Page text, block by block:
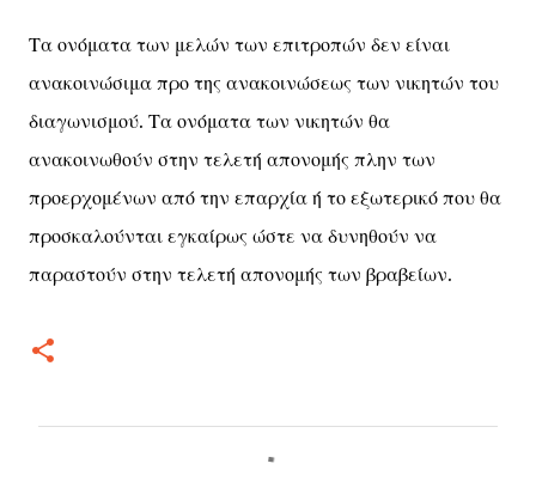
Τα ονόματα των μελών των επιτροπών δεν είναι
ανακοινώσιμα προ της ανακοινώσεως των νικητών του
διαγωνισμού. Τα ονόματα των νικητών θα
ανακοινωθούν στην τελετή απονομής πλην των
προερχομένων από την επαρχία ή το εξωτερικό που θα
προσκαλούνται εγκαίρως ώστε να δυνηθούν να
παραστούν στην τελετή απονομής των βραβείων.